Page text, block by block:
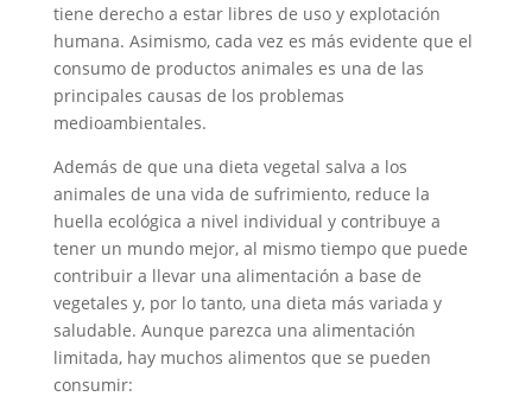
tiene derecho a estar libres de uso y explotación
humana. Asimismo, cada vez es más evidente que el
consumo de productos animales es una de las
principales causas de los problemas
medioambientales.
Además de que una dieta vegetal salva a los
animales de una vida de sufrimiento, reduce la
huella ecológica a nivel individual y contribuye a
tener un mundo mejor, al mismo tiempo que puede
contribuir a llevar una alimentación a base de
vegetales y, por lo tanto, una dieta más variada y
saludable. Aunque parezca una alimentación
limitada, hay muchos alimentos que se pueden
consumir: